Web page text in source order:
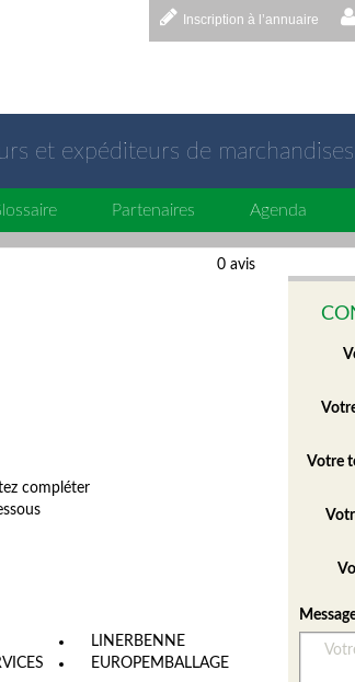
Inscription à l’annuaire
et expéditeurs de
Partenaires Agenda
0 avis
compléter
LINERBENNE
EUROPEMBALLAGE
Votre